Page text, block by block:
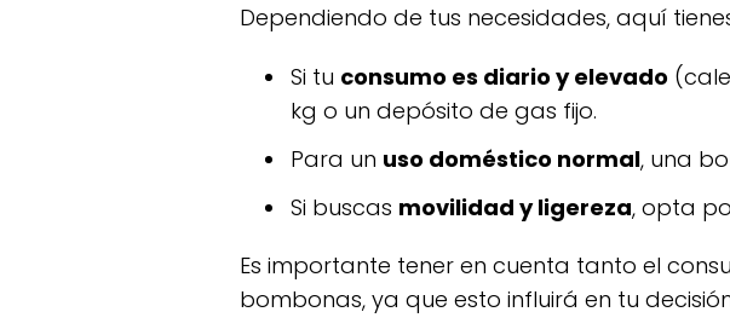
dependiendo de tus necesidades, aquí
si tu consumo es diario y elevado
kg o un depósito de gas fijo.
para un uso doméstico normal, una
si buscas movilidad y ligereza, opta
es importante tener en cuenta tanto el consumo como el espacio disponible para almacenar las
bombonas, ya que esto influirá en tu